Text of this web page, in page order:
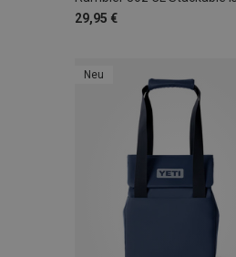
29,95 €
Neu